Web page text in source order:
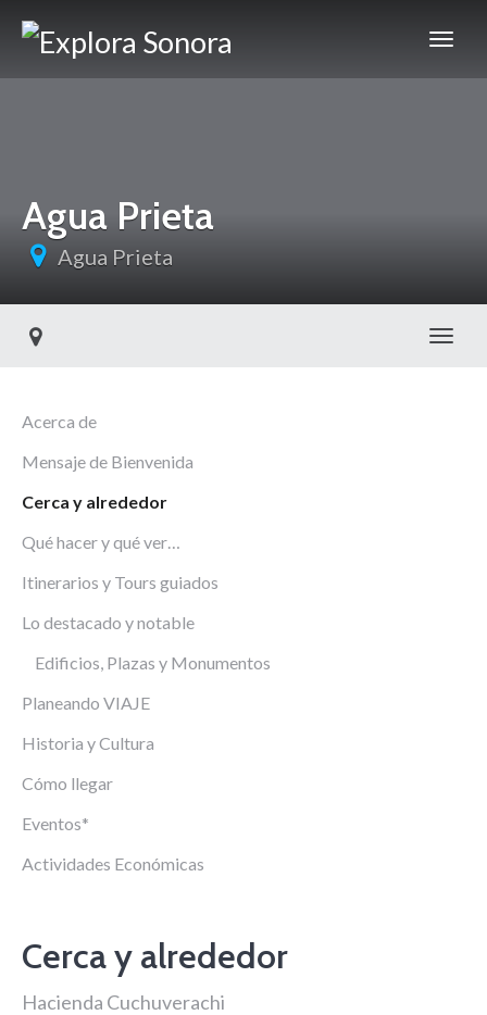
Agua Prieta
Agua Prieta
Acerca de
Mensaje de Bienvenida
Cerca y alrededor
Qué hacer y qué ver…
Itinerarios y Tours guiados
Lo destacado y notable
Edificios, Plazas y Monumentos
Planeando VIAJE
Historia y Cultura
Cómo llegar
Eventos*
Actividades Económicas
Cerca y alrededor
Hacienda Cuchuverachi